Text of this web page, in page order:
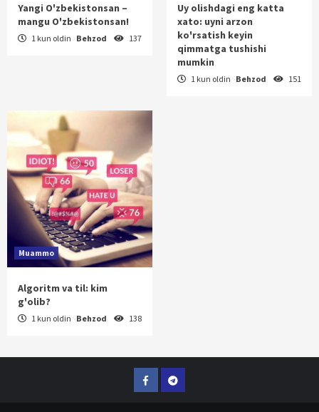
Yangi O'zbekistonsan –
mangu O'zbekistonsan!
1 kun oldin Behzod 137
Uy olishdagi eng katta
xato: uyni arzon
ko'rsatish keyin
qimmatga tushishi
mumkin
1 kun oldin Behzod 151
Muammo
Algoritm va til: kim
g'olib?
1 kun oldin Behzod 138
FacebookTelegram